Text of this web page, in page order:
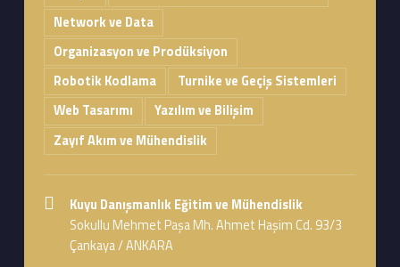
Network ve Data
Organizasyon ve Prodüksiyon
Robotik Kodlama
Turnike ve Geçiş Sistemleri
Web Tasarımı
Yazılım ve Bilişim
Zayıf Akım ve Mühendislik
Address:
Kuyu Danışmanlık Eğitim ve Mühendislik
Sokullu Mehmet Paşa Mh. Ahmet Haşim Cd. 93/3
Çankaya / ANKARA